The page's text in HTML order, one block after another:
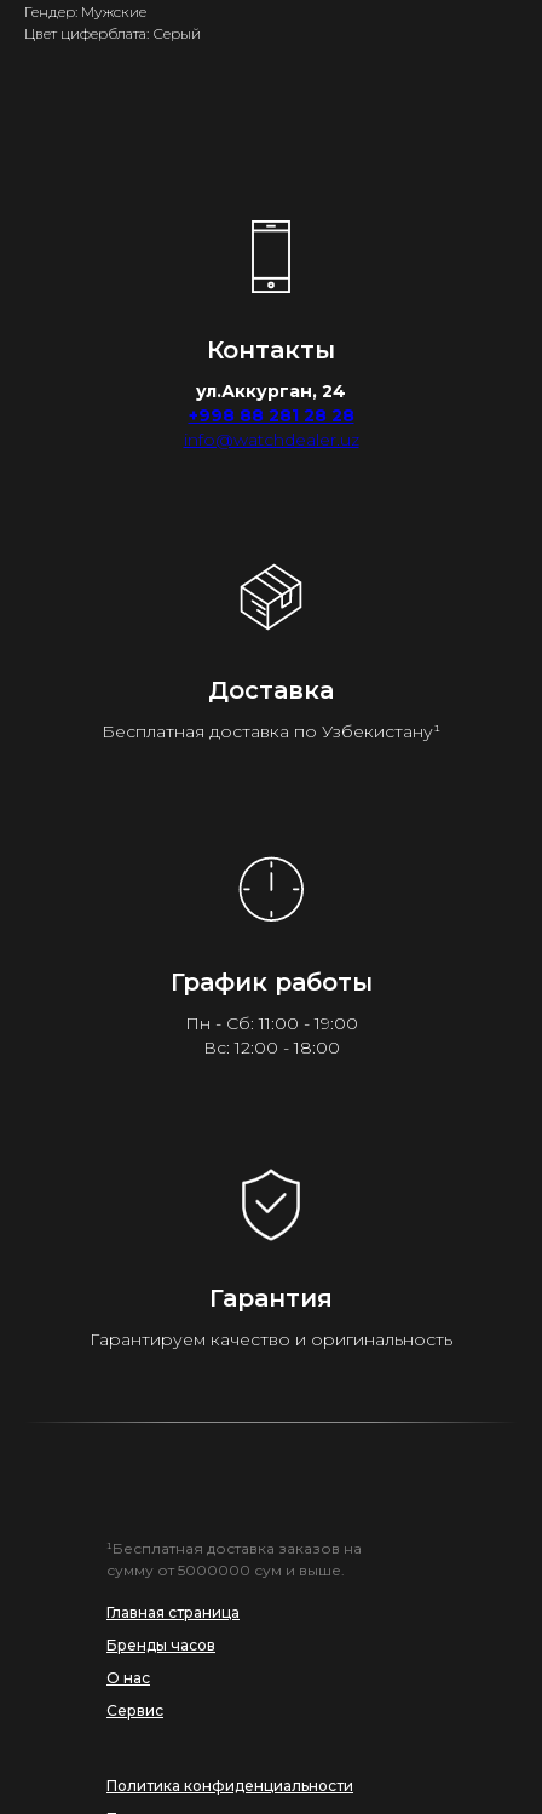
Гендер: Мужские
Цвет циферблата: Серый
Контакты
ул.Аккурган, 24
+998 88 281 28 28
info@watchdealer.uz
Доставка
Бесплатная доставка по Узбекистану¹
График работы
Пн - Сб: 11:00 - 19:00
Вс: 12:00 - 18:00
Гарантия
Гарантируем качество и оригинальность
Главная страница
Бренды часов
О нас
Сервис
¹Бесплатная доставка заказов на
сумму от 5000000 сум и выше.
Политика конфиденциальности